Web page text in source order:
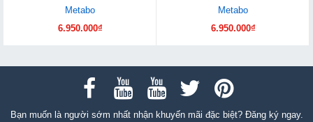
Metabo
6.950.000₫
Metabo
6.950.000₫
Bạn muốn là người sớm nhất nhận khuyến mãi đặc biệt? Đăng ký ngay.